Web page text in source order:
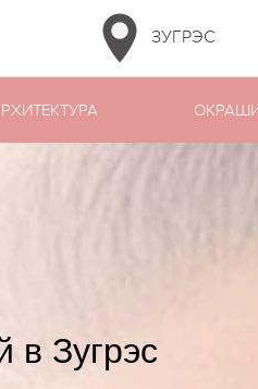
ЗУГРЭС
в Зугрэс